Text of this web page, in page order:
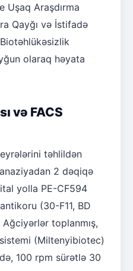
Uşaq Araşdırma
Qayğı və İstifadə
olaraq həyata
və FACS
təhlildən
2 dəqiqə
yolla PE-CF594
(30-F11, BD
toplanmış,
(Miltenyibiotec)
100 rpm sürətlə 30